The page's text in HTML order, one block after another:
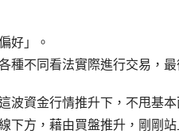
好」。
種不同看法實際進行交易，
波資金行情推升下，不甩基
下方，藉由買盤推升，剛剛